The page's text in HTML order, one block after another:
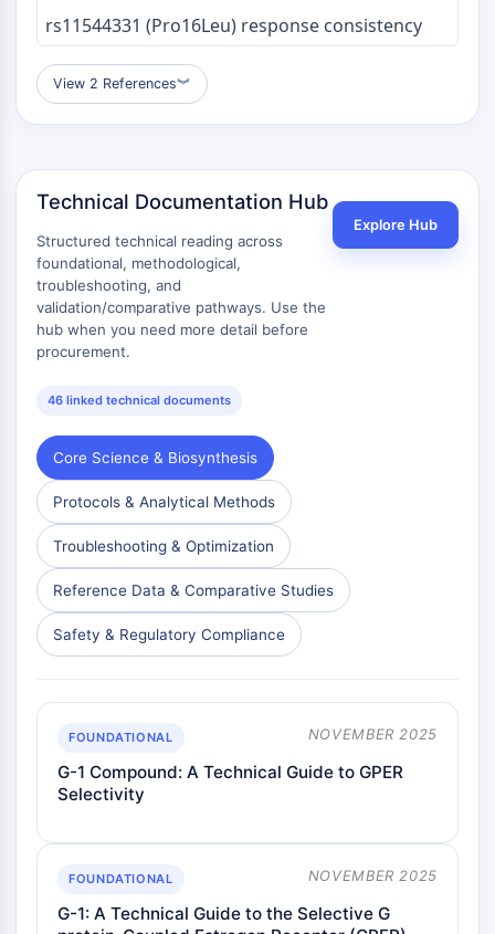
グルコース代謝
アミノ酸/タンパク質代謝
脂質代謝
Signaling Pathways Others
植物ホルモン
薬物異性体
殺虫剤
薬物誘導体
薬物中間体
アミノ酸誘導体
蛍光色素
参照標準
同位体標識化合物
生化学的アッセイ試薬
rs11544331 (Pro16Leu) response consistency
View 2 References︾
Technical Documentation Hub
Structured technical reading across
foundational, methodological,
troubleshooting, and
validation/comparative pathways. Use the
hub when you need more detail before
procurement.
46 linked technical documents
Explore Hub
Core Science & Biosynthesis
Protocols & Analytical Methods
Troubleshooting & Optimization
Reference Data & Comparative Studies
Safety & Regulatory Compliance
FOUNDATIONAL NOVEMBER 2025
G-1 Compound: A Technical Guide to GPER
Selectivity
FOUNDATIONAL NOVEMBER 2025
G-1: A Technical Guide to the Selective G